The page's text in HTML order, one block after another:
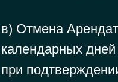
в) Отмена
календарных
при